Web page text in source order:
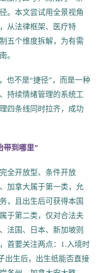
。本文尝试用全景视角
从法律框架、医疗特
五个维度拆解，为有需
。
也不是“捷径”，而是一种
持续情绪管理的系统工
四条线同时拉齐，成功
带到哪里”
全开放型、条件开放
加拿大属于第一类，允
，且出生后可获得本国
于第二类，仅对合法夫
法国、日本、新加坡则
首要关注两点：1.入境时
出生后，出生纸能否直接